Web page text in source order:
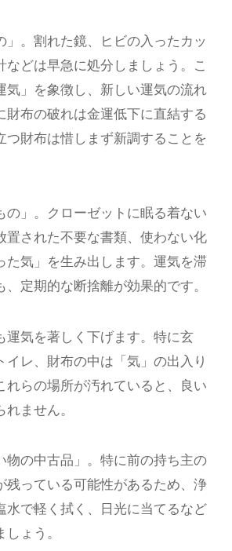
」。割れた鏡、ヒビの入ったカッ
などは早急に処分しましょう。こ
気」を象徴し、新しい運気の流れ
財布の破れは金運低下に直結する
つ財布は惜しまず新調することを
の」。クローゼットに眠る着ない
置された不要な書類、使わない化
た気」を生み出します。運気を滞
、定期的な断捨離が効果的です。
運気を著しく下げます。特に玄
イレ、財布の中は「気」の出入り
れらの場所が汚れていると、良い
ません。
物の中古品」。特に前の持ち主の
残っている可能性があるため、浄
水で軽く拭く、日光に当てるなど
ょう。